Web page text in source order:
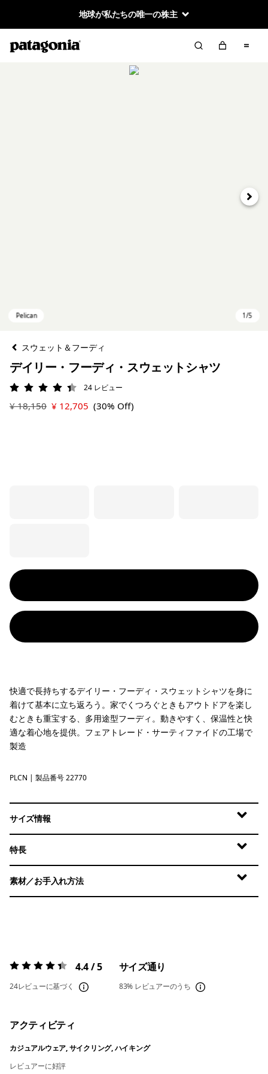
地球が私たちの唯一の株主
次へ
スウェット＆フーディ
デイリー・フーディ・スウェットシャツ
評価: 4.4 / 5
24 レビュー
¥ 18,150 ¥ 12,705 (30% Off)
快適で長持ちするデイリー・フーディ・スウェットシャツを身に
着けて基本に立ち返ろう。家でくつろぐときもアウトドアを楽し
むときも重宝する、多用途型フーディ。動きやすく、保温性と快
適な着心地を提供。フェアトレード・サーティファイドの工場で
製造
Pelican
PLCN | 製品番号 22770
サイズ情報
特長
素材／お手入れ方法
評価:4.4 / 5 4.4 / 5
24レビューに基づく
サイズ通り
83% レビュアーのうち
アクティビティ
カジュアルウェア, サイクリング, ハイキング
レビュアーに好評